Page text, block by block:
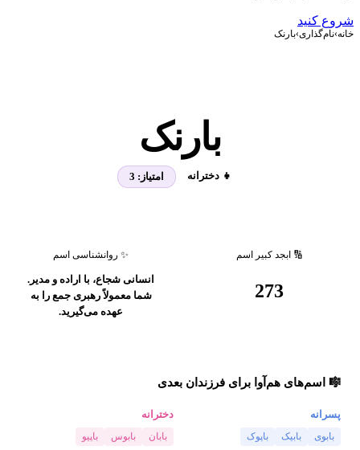
شروع کنید
خانه›نام‌گذاری›بارنک
بارنک
👧 دخترانه امتیاز: 3
🔢 ابجد کبیر اسم
273
✨ روانشناسی اسم
انسانی شجاع، با اراده و مدیر.
شما معمولاً رهبری جمع را به
عهده می‌گیرید.
🎼 اسم‌های هم‌آوا برای فرزندان بعدی
پسرانه
بابوی بابیک باپوک
دخترانه
بابان بابوس باپیو